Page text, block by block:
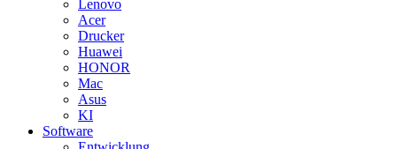
Lenovo
Acer
Drucker
Huawei
HONOR
Mac
Asus
KI
Software